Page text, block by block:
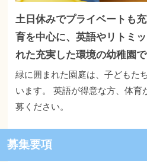
土日休みでプライベートも
育を中心に、英語やリトミ
れた充実した環境の幼稚園で
緑に囲まれた園庭は、子どもた
います。 英語が得意な方、体育
募ください。
募集要項